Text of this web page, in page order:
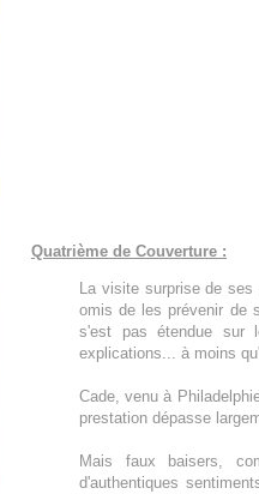
Quatrième de Couverture :
La visite surprise de
omis de les prévenir de
s'est pas étendue sur
explications... à moins
Cade, venu à
prestation dépasse
Mais faux baisers,
d'authentiques